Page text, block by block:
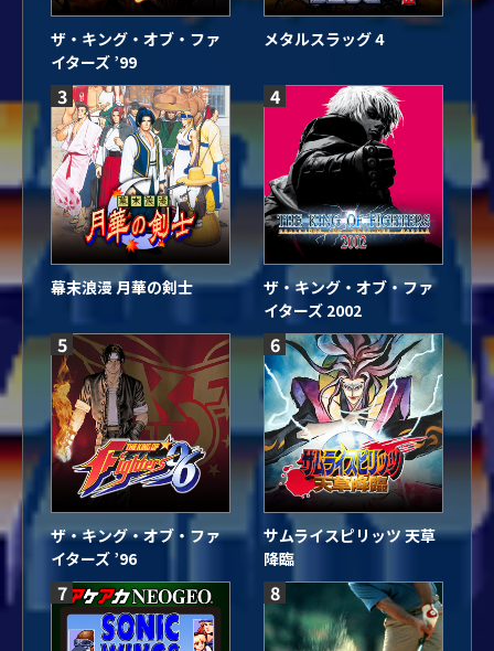
ザ・キング・オブ・ファ
イターズ ’99
メタルスラッグ 4
3
幕末浪漫 月華の剣士
4
ザ・キング・オブ・ファ
イターズ 2002
5
ザ・キング・オブ・ファ
イターズ ’96
6
サムライスピリッツ 天草
降臨
7 8